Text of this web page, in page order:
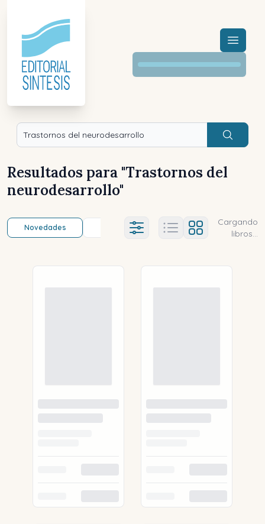
Menú
Buscar
Resultados para "Trastornos del
neurodesarrollo"
Novedades Título (a-z) Título (z-a)
Ajustes abierto
Cargando
libros...